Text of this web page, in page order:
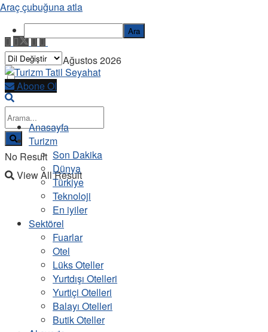
Pazartesi, 10 Ağustos 2026
No Result
View All Result
Abone Ol
Anasayfa
Turizm
Son Dakika
Dünya
Türkiye
Teknoloji
En iyiler
Sektörel
Fuarlar
Otel
Lüks Oteller
Yurtdışı Otelleri
Yurtiçi Otelleri
Balayı Otelleri
Butik Oteller
Araç çubuğuna atla
Ara